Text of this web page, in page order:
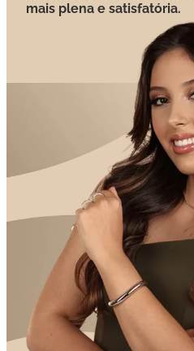
mais plena e satisfatória.